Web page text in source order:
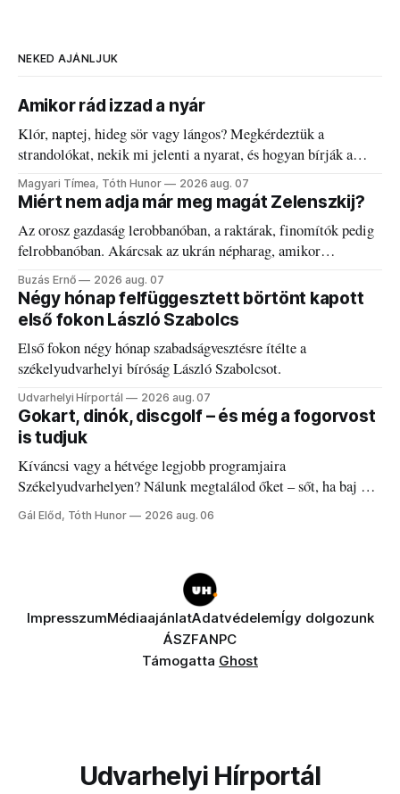
NEKED AJÁNLJUK
Amikor rád izzad a nyár
Klór, naptej, hideg sör vagy lángos? Megkérdeztük a
strandolókat, nekik mi jelenti a nyarat, és hogyan bírják a
kánikulát.
Magyari Tímea, Tóth Hunor 2026 aug. 07
Miért nem adja már meg magát Zelenszkij?
Az orosz gazdaság lerobbanóban, a raktárak, finomítók pedig
felrobbanóban. Akárcsak az ukrán népharag, amikor
elégedetlen vezetőivel.
Buzás Ernő 2026 aug. 07
Négy hónap felfüggesztett börtönt kapott
első fokon László Szabolcs
Első fokon négy hónap szabadságvesztésre ítélte a
székelyudvarhelyi bíróság László Szabolcsot.
Udvarhelyi Hírportál 2026 aug. 07
Gokart, dinók, discgolf – és még a fogorvost
is tudjuk
Kíváncsi vagy a hétvége legjobb programjaira
Székelyudvarhelyen? Nálunk megtalálod őket – sőt, ha baj van
a fogaddal, a fogorvosi ügyeletet is!
Gál Előd, Tóth Hunor 2026 aug. 06
ImpresszumMédiaajánlatAdatvédelemÍgy dolgozunk
ÁSZFANPC
Támogatta Ghost
Udvarhelyi Hírportál